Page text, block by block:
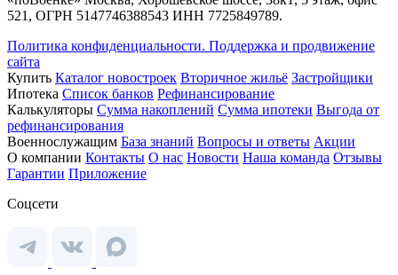
521, ОГРН 5147746388543 ИНН 7725849789.
Политика конфиденциальности. Поддержка и продвижение
сайта
Купить Каталог новостроек Вторичное жильё Застройщики
Ипотека Список банков Рефинансирование
Калькуляторы Сумма накоплений Сумма ипотеки Выгода от
рефинансирования
Военнослужащим База знаний Вопросы и ответы Акции
О компании Контакты О нас Новости Наша команда Отзывы
Гарантии Приложение
Соцсети